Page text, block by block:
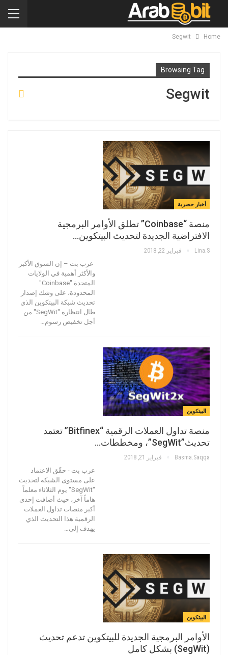
Home
Segwit
Browsing Tag
Segwit
أخبار حصرية
منصة “Coinbase” تطلق الأوامر البرمجية
الافتراضية الجديدة لتحديث البيتكوين…
Lina.s فبراير 22, 2018
عرب بت – إن السوق الأكبر
والأكثر أهمية في الولايات
المتحدة "Coinbase"
المحدودة، على وشك إصدار
تحديث شبكة البيتكوين الذي
طال انتظاره "SegWit" من
أجل تخفيض رسوم…
البيتكوين
منصة تداول العملات الرقمية “Bitfinex” تعتمد
تحديث”SegWit”، ومخططات…
Basma.saqqa فبراير 21, 2018
عرب بت - حقّق الاعتماد
على مستوى الشبكة لتحديث
"SegWit" يوم الثلاثاء معلماً
هاماً آخر، حيث أضافت إحدى
أكبر منصات تداول العملات
الرقمية هذا التحديث الذي
يهدف إلى…
البيتكوين
الأوامر البرمجية الجديدة للبيتكوين تدعم تحديث
(SegWit) بشكل كامل